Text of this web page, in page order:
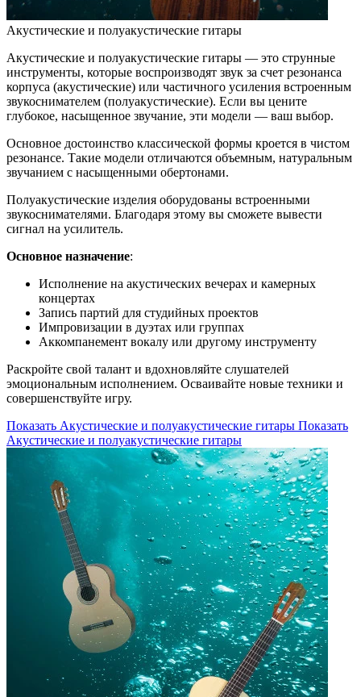
Акустические и полуакустические гитары
Акустические и полуакустические гитары — это струнные
инструменты, которые воспроизводят звук за счет резонанса
корпуса (акустические) или частичного усиления встроенным
звукоснимателем (полуакустические). Если вы цените
глубокое, насыщенное звучание, эти модели — ваш выбор.
Основное достоинство классической формы кроется в чистом
резонансе. Такие модели отличаются объемным, натуральным
звучанием с насыщенными обертонами.
Полуакустические изделия оборудованы встроенными
звукоснимателями. Благодаря этому вы сможете вывести
сигнал на усилитель.
Основное назначение:
Исполнение на акустических вечерах и камерных
концертах
Запись партий для студийных проектов
Импровизации в дуэтах или группах
Аккомпанемент вокалу или другому инструменту
Раскройте свой талант и вдохновляйте слушателей
эмоциональным исполнением. Осваивайте новые техники и
совершенствуйте игру.
Показать Акустические и полуакустические гитары Показать
Акустические и полуакустические гитары